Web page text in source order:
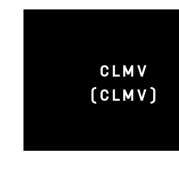
CLMV
(CLMV)